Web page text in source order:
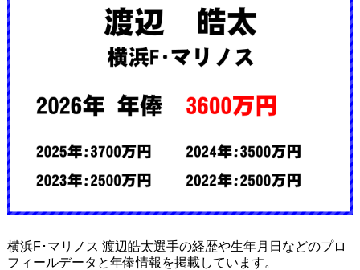
横浜F･マリノス 渡辺皓太選手の経歴や生年月日などのプロ
フィールデータと年俸情報を掲載しています。